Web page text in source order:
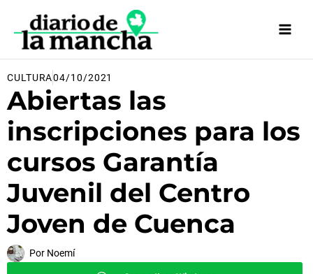
contenido
CULTURA04/10/2021
Abiertas las
inscripciones para los
cursos Garantía
Juvenil del Centro
Joven de Cuenca
Por Noemí